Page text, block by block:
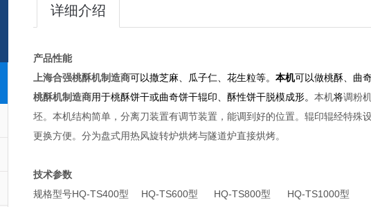
详细介绍
产品性能
上海合强桃酥机制造商可以撒芝麻、瓜子仁、花生粒等。 本机可以做桃酥、曲
桃酥机制造商用于桃酥饼干或曲奇饼干辊印、酥性饼干脱模成形。 本机将调粉
坯。本机结构简单，分离刀装置有调节装置，能调到好的位置。辊印辊经特殊
更换方便。分为盘式用热风旋转炉烘烤与隧道炉直接烘烤。
技术参数
规格型号HQ-TS400型 HQ-TS600型 HQ-TS800型
HQ-TS1000型